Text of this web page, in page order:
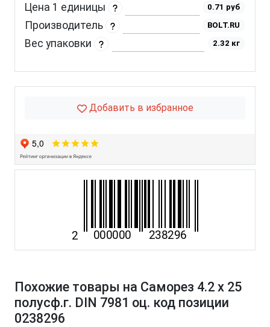
Цена 1 единицы 0.71 руб
Производитель BOLT.RU
Вес упаковки 2.32 кг
Добавить в избранное
Похожие товары на Саморез 4.2 х 25
полусф.г. DIN 7981 оц. код позиции
0238296